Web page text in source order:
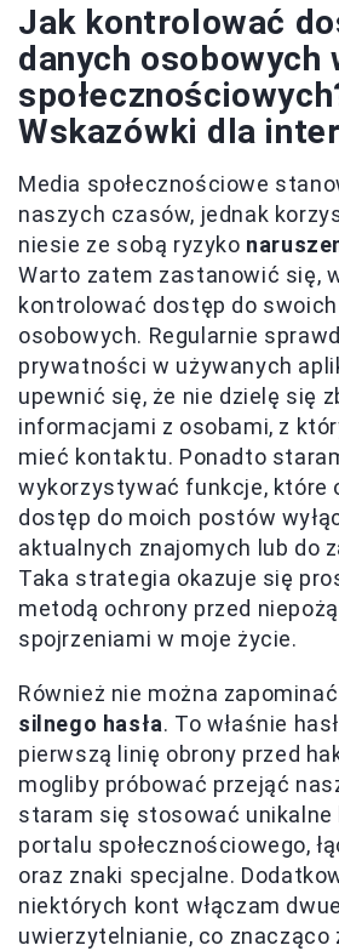
Jak kontrolować
danych osobowych
Wskazówki dla
Media społecznościowe
naszych czasów, jednak
niesie ze sobą ryzyko
Warto zatem zastanowić się,
kontrolować dostęp do
osobowych. Regularnie
prywatności w używanych
upewnić się, że nie dzielę się
informacjami z osobami, z
mieć kontaktu. Ponadto
wykorzystywać funkcje, które
dostęp do moich postów
aktualnych znajomych lub do
Taka strategia okazuje się
metodą ochrony przed
spojrzeniami w moje życie.
Również nie można
silnego hasła. To właśnie
pierwszą linię obrony przed
mogliby próbować przejąć
staram się stosować unikalne
portalu społecznościowego,
oraz znaki specjalne.
niektórych kont włączam
uwierzytelnianie, co znacząco